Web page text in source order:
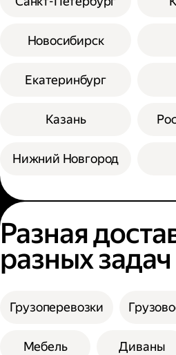
Новосибирск
Екатеринбург
Казань
Нижний Новгород
Разная
разных задач
Грузоперевозки
Мебель Диваны